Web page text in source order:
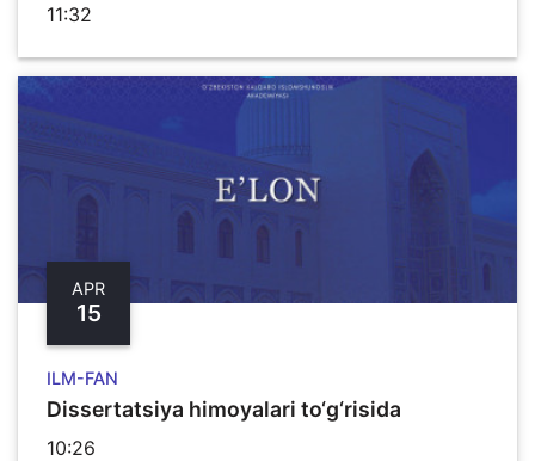
11:32
APR
15
ILM-FAN
Dissertatsiya himoyalari to‘g‘risida
10:26